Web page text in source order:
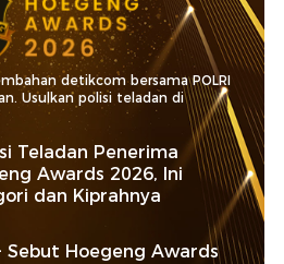
detikcom bersama POLRI
Usulkan polisi teladan di
Teladan Penerima
Awards 2026, Ini
dan Kiprahnya
Sebut Hoegeng Awards